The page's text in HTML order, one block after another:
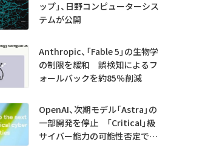
ップ」、日野コンピューターシス
テムが公開
Anthropic、「Fable 5」の生物学
の制限を緩和 誤検知によるフ
ォールバックを約85％削減
OpenAI、次期モデル「Astra」の
一部開発を停止 「Critical」級
サイバー能力の可能性否定でき